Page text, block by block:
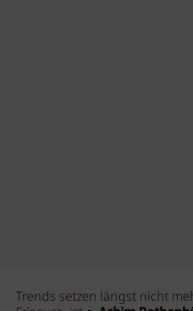
Trends setzen längst nicht